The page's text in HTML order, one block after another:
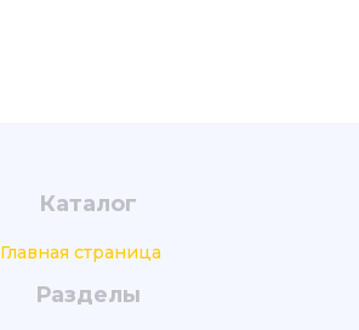
Каталог
Главная страница
Разделы